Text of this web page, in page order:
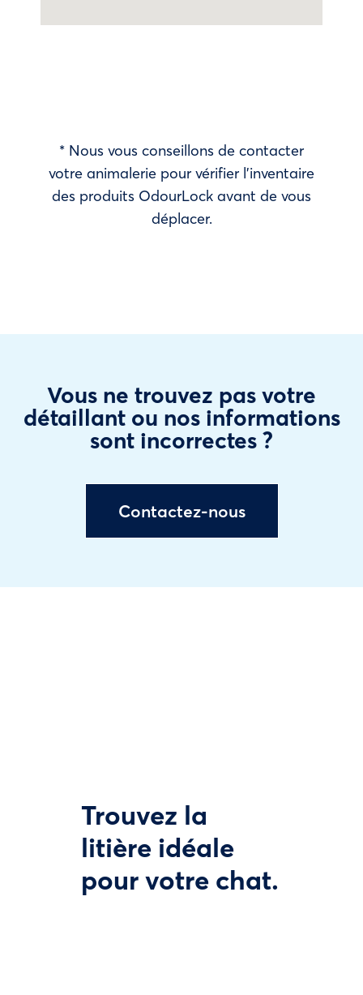
* Nous vous conseillons de contacter
votre animalerie pour vérifier l’inventaire
des produits OdourLock avant de vous
déplacer.
Vous ne trouvez pas votre
détaillant ou nos informations
sont incorrectes ?
Contactez-nous
Trouvez la
litière idéale
pour votre chat.